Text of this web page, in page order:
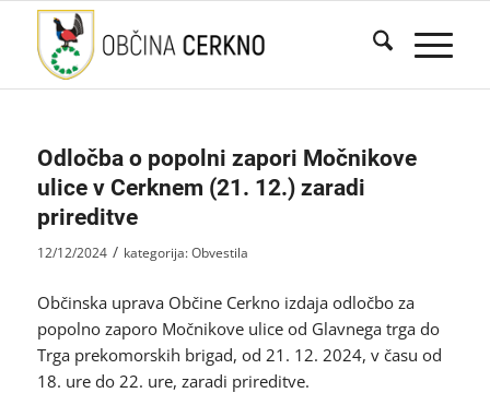
Odločba o popolni zapori Močnikove
ulice v Cerknem (21. 12.) zaradi
prireditve
12/12/2024 / kategorija:Obvestila
Občinska uprava Občine Cerkno izdaja odločbo za
popolno zaporo Močnikove ulice od Glavnega trga do
Trga prekomorskih brigad, od 21. 12. 2024, v času od
18. ure do 22. ure, zaradi prireditve.